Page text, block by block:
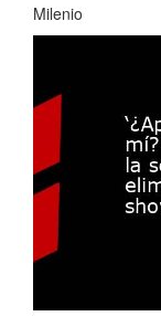
Milenio